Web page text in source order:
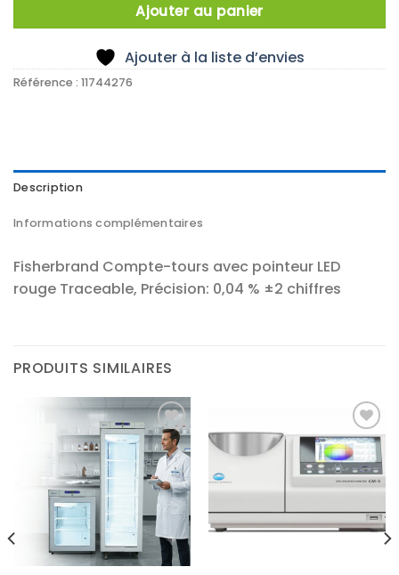
Ajouter au panier
Ajouter à la liste d’envies
Référence : 11744276
Description
Informations complémentaires
Fisherbrand Compte-tours avec pointeur LED
rouge Traceable, Précision: 0,04 % ±2 chiffres
PRODUITS SIMILAIRES
Ajouter
à la liste
d’envies
Ajouter
à la liste